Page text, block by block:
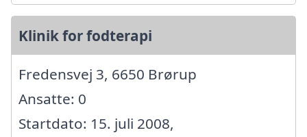
Klinik for fodterapi
Fredensvej 3, 6650 Brørup
Ansatte: 0
Startdato: 15. juli 2008,